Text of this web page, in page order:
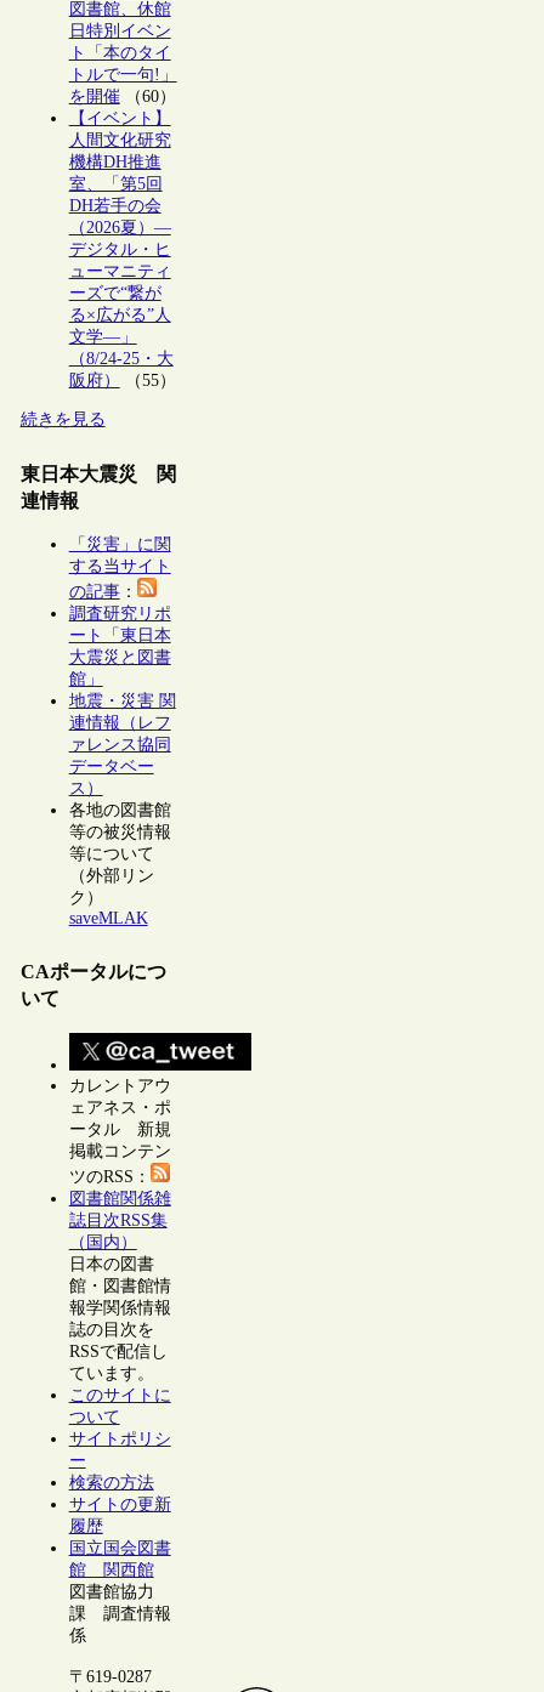
図書館、休館
日特別イベン
ト「本のタイ
トルで一句!」
を開催（60）
【イベント】
人間文化研究
機構DH推進
室、「第5回
DH若手の会
（2026夏）―
デジタル・ヒ
ューマニティ
ーズで“繋が
る×広がる”人
文学―」
（8/24-25・大
阪府）
（55）
続きを見る
東日本大震災 関
連情報
「災害」に関
する当サイト
の記事：
調査研究リポ
ート「東日本
大震災と図書
館」
地震・災害 関
連情報（レフ
ァレンス協同
データベー
ス）
各地の図書館
等の被災情報
等について
（外部リン
ク）
saveMLAK
CAポータルにつ
いて
カレントアウ
ェアネス・ポ
ータル 新規
掲載コンテン
ツのRSS：
図書館関係雑
誌目次RSS集
（国内）
日本の図書
館・図書館情
報学関係情報
誌の目次を
RSSで配信し
ています。
このサイトに
ついて
サイトポリシ
ー
検索の方法
サイトの更新
履歴
国立国会図書
館 関西館
図書館協力
課 調査情報
係
〒619-0287